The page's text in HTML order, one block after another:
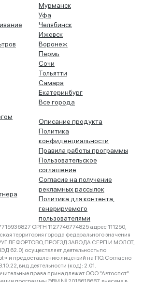
Мурманск
Уфа
Челябинск
Ижевск
Воронеж
Пермь
Сочи
Тольятти
Самара
Екатеринбург
Все города
Описание продукта
Политика
конфиденциальности
Правила работы программы
Пользовательское
соглашение
Согласие на получение
рекламных рассылок
Политика для контента,
генерируемого
пользователями
ОРГН 1127746774825 адрес 111250,
территория города федерального значения
ЛЕФОРТОВО, ПРОЕЗД ЗАВОДА СЕРП И МОЛОТ,
62.0) осуществляет деятельность по
и предоставлению лицензий на ПО. Согласно
вид деятельности (код): 2.01.
права принадлежат ООО "Автоспот":